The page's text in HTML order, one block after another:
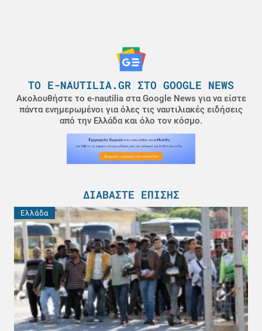
ΤΟ E-NAUTILIA.GR ΣΤΟ GOOGLE NEWS
Ακολουθήστε το e-nautilia στα Google News για να είστε
πάντα ενημερωμένοι για όλες τις ναυτιλιακές ειδήσεις
από την Ελλάδα και όλο τον κόσμο.
ΔΙΑΒΆΣΤΕ ΕΠΊΣΗΣ
Ελλάδα